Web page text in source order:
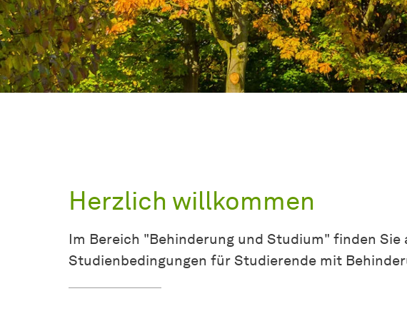
Herzlich willkommen
Im Bereich "Behinderung und Studium" finden
Studienbedingungen für Studierende mit